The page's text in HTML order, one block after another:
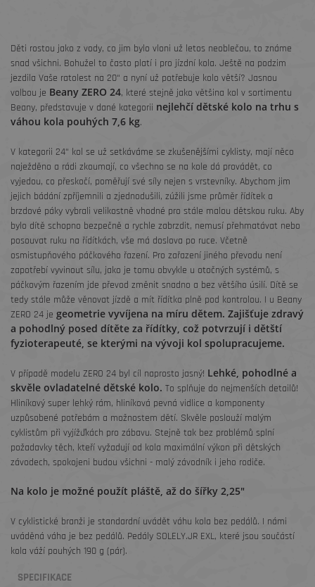
Děti rostou jako z vody, co jim bylo vloni už letos neoblečou, to známe
snad všichni. Bohužel to často platí i pro jízdní kola. Ještě na podzim
jezdila Vaše ratolest na 20“ a nyní už potřebuje kolo větší? Jasnou
volbou je Beany ZERO 24, které stejně jako většina kol v sortimentu
Beany, představuje v dané kategorii nejlehčí dětské kolo na trhu s
váhou kola pouhých 7,6 kg.
V kategorii 24“ kol se už setkáváme se zkušenějšími cyklisty, mají něco
naježděno a rádi zkoumají, co všechno se na kole dá provádět, co
vyjedou, co přeskočí, poměřují své síly nejen s vrstevníky. Abychom jim
jejich bádání zpříjemnili a zjednodušili, zúžili jsme průměr řídítek a
brzdové páky vybrali velikostně vhodné pro stále malou dětskou ruku. Aby
bylo dítě schopno bezpečně a rychle zabrzdit, nemusí přehmatávat nebo
posouvat ruku na řídítkách, vše má doslova po ruce. Včetně
osmistupňového páčkového řazení. Pro zařazení jiného převodu není
zapotřebí vyvinout sílu, jako je tomu obvykle u otočných systémů, s
páčkovým řazením jde převod změnit snadno a bez většího úsilí. Dítě se
tedy stále může věnovat jízdě a mít řídítka plně pod kontrolou. I u Beany
ZERO 24 je geometrie vyvíjena na míru dětem. Zajišťuje zdravý
a pohodlný posed dítěte za řídítky, což potvrzují i dětští
fyzioterapeuté, se kterými na vývoji kol spolupracujeme.
V případě modelu ZERO 24 byl cíl naprosto jasný! Lehké, pohodlné a
skvěle ovladatelné dětské kolo. To splňuje do nejmenších detailů!
Hliníkový super lehký rám, hliníková pevná vidlice a komponenty
uzpůsobené potřebám a možnostem dětí. Skvěle poslouží malým
cyklistům při vyjížďkách pro zábavu. Stejně tak bez problémů splní
požadavky těch, kteří vyžadují od kola maximální výkon při dětských
závodech, spokojeni budou všichni - malý závodník i jeho rodiče.
Na kolo je možné použít pláště, až do šířky 2,25"
V cyklistické branži je standardní uvádět váhu kola bez pedálů. I námi
uváděná váha je bez pedálů. Pedály SOLELY.JR EXL, které jsou součástí
kola váží pouhých 190 g (pár).
SPECIFIKACE